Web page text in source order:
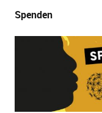
Spenden